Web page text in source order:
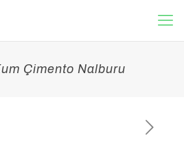
Çimento Nalburu